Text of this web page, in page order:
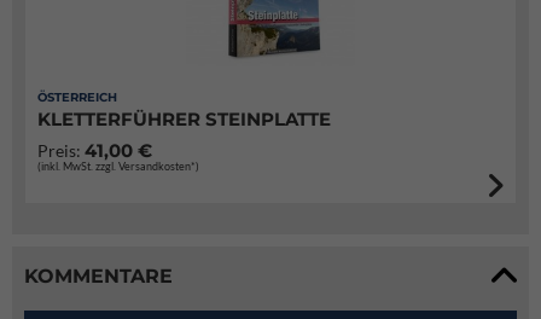
ÖSTERREICH
KLETTERFÜHRER STEINPLATTE
Preis: 41,00 €
(inkl. MwSt. zzgl. Versandkosten*)
KOMMENTARE